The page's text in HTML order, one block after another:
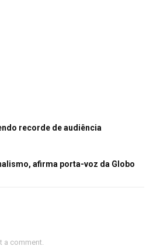
recorde de audiência
afirma porta-voz da Globo
a comment.